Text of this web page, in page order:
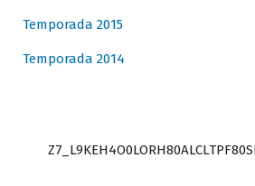
Temporada 2015
Temporada 2014